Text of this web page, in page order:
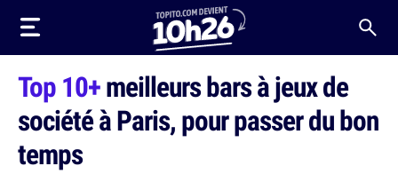
Top 10+meilleurs bars à jeux de
société à Paris, pour passer du bon
temps